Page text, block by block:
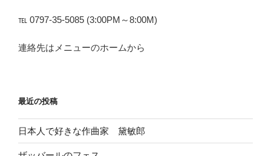
℡ 0797-35-5085 (3:00PM～8:00M)
連絡先はメニューのホームから
最近の投稿
日本人で好きな作曲家 黛敏郎